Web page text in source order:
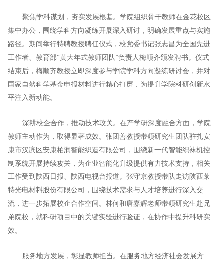
聚焦学科谋划，夯实发展根基。学院组织骨干教师在金花校区
集中办公，围绕学科方向凝练开展深入研讨，明确发展重点与实施
路径。期间举行特聘教授聘任仪式，校党委书记张志昌为全国先进
工作者、教育部“黄大年式教师团队”负责人梅顺齐颁发聘书。仪式
结束后，梅顺齐教授立即深度参与学院学科方向凝练研讨会，并对
国家自然科学基金申报材料进行精心打磨，为提升学院科研创新水
平注入新动能。
深耕校企合作，推动技术攻关。在产学研深度融合方面，学院
教师主动作为，取得显著成效。张团善教授带领研究生团队驻扎安
康市汉滨区安康柏润智能织造有限公司，围绕新一代智能织袜机控
制系统开展持续攻关，为企业智能化升级提供有力技术支持，相关
工作受到陕西日报、陕西电视台报道。张守京教授带队走访陕西莱
特光电材料股份有限公司，围绕技术需求与人才培养进行深入交
流，进一步拓展校企合作空间。林何和唐嘉辉老师带领研究生赴兄
弟院校，就科研项目中的关键实验进行验证，在协作中提升科研实
效。
服务地方发展，彰显教师担当。在服务地方经济社会发展方